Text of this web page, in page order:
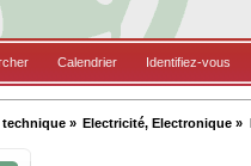
Calendrier Identifiez-vous
technique» Electricité, Electronique »